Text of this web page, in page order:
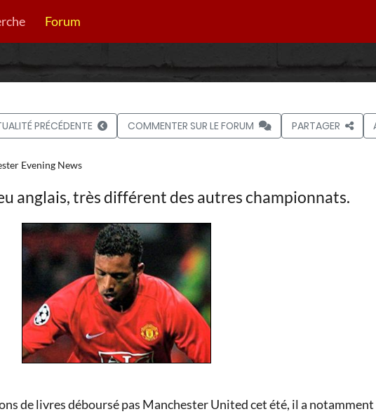
Forum
PRÉCÉDENTE COMMENTER SUR LE FORUM PARTAGER
Evening News
anglais, très différent des autres championnats.
de livres déboursé pas Manchester United cet été, il a